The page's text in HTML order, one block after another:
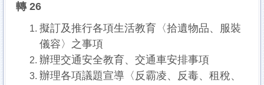
轉 26
擬訂及推行各項生活教育〈拾遺物品、服裝
儀容〉之事項
辦理交通安全教育、交通車安排事項
辦理各項議題宣導〈反霸凌、反毒、租稅、